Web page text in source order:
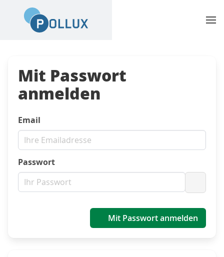
Mit Passwort
anmelden
Email
Passwort
Mit Passwort anmelden